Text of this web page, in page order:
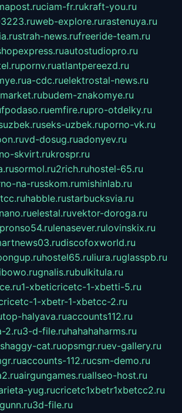
ciam-fr.rukraft-you.ru
web-explore.rurastenuya.ru
strah-news.rufreeride-team.ru
autostudiopro.ru
pornv.ruatlantpereezd.ru
a-cdc.ruelektrostal-news.ru
budem-znakomye.ru
fpodaso.ruemfire.rupro-otdelky.ru
seks-uzbek.ruporno-vk.ru
vd-dosug.ruadonyev.ru
skvirt.rukrospr.ru
sormol.ru2rich.ruhostel-65.ru
na-russkom.rumishinlab.ru
habble.rustarbucksvia.ru
elestal.ruvektor-doroga.ru
pronso54.rulenasever.rulovinskix.ru
discofoxworld.ru
hostel65.ruliura.ruglasspb.ru
gnalis.rubulkitula.ru
1-xbeticricetc-1-xbetti-5.ru
1-xbetr-1-xbetcc-2.ru
top-halyava.ruaccounts112.ru
2.ru3-d-file.ruhahahaharms.ru
shaggy-cat.ruopsmgr.ruev-gallery.ru
accounts-112.rucsm-demo.ru
airgungames.ruallseo-host.ru
yug.rucricetc1xbetr1xbetcc2.ru
3d-file.ru